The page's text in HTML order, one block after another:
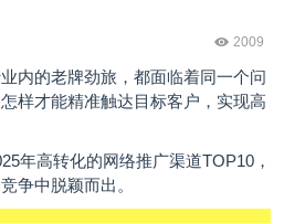
2009
内的老牌劲旅，都面临着同一个问
样才能精准触达目标客户，实现高
年高转化的网络推广渠道TOP10，
争中脱颖而出。